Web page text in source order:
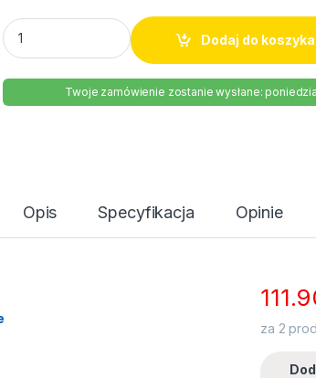
Mleko zagęszczone gostyńskie 530g quantity
Dodaj do koszyka
Twoje zamówienie zostanie wysłane:
Opis Specyfikacja Opinie
za 2